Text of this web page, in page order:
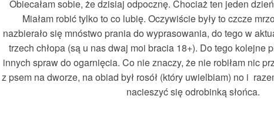
Obiecałam sobie, że dzisiaj odpocznę. Chociaż ten jeden
Miałam robić tylko to co lubię. Oczywiście były to czcze
nazbierało się mnóstwo prania do wyprasowania, do tego w
trzech chłopa (są u nas dwaj moi bracia 18+). Do tego kolejne
innych spraw do ogarnięcia. Co nie znaczy, że nie robiłam nic
z psem na dworze, na obiad był rosół (który uwielbiam) no i
nacieszyć się odrobinką słońca.